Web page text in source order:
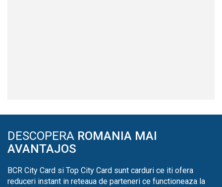
DESCOPERA ROMANIA MAI
AVANTAJOS
BCR City Card si Top City Card sunt carduri ce iti ofera
reduceri instant in reteaua de parteneri ce functioneaza la